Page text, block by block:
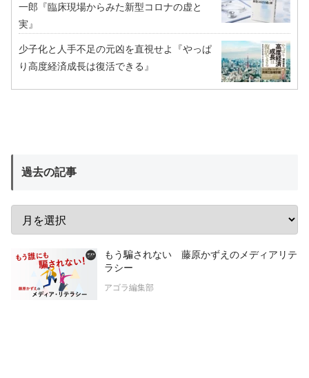
一郎『臨床現場からみた新型コロナの虚と
実』
少子化と人手不足の元凶を直視せよ『やっぱ
り高度経済成長は復活できる』
過去の記事
もう騙されない 藤原かずえのメディアリテ
ラシー
アゴラ編集部